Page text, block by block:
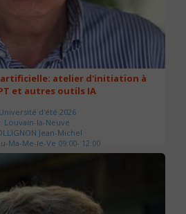
artificielle: atelier d'initiation à
et autres outils IA
Université d'été 2026
Louvain-la-Neuve
Jean-Michel
Ma-Me-Je-Ve 09:00- 12:00
de séances : 2